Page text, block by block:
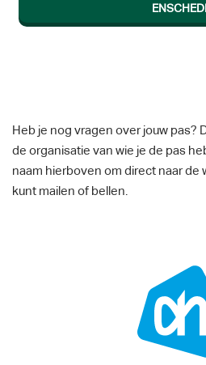
Heb je nog vragen over jouw pas?
de organisatie van wie je de pas
naam hierboven om direct naar de
kunt mailen of bellen.